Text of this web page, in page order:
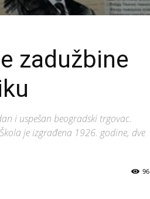
zadužbine
i uspešan beogradski trgovac.
je izgrađena 1926. godine, dve
96